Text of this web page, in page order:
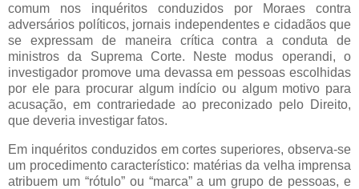
comum nos inquéritos conduzidos por Moraes contra
adversários políticos, jornais independentes e cidadãos que
se expressam de maneira crítica contra a conduta de
ministros da Suprema Corte. Neste modus operandi, o
investigador promove uma devassa em pessoas escolhidas
por ele para procurar algum indício ou algum motivo para
acusação, em contrariedade ao preconizado pelo Direito,
que deveria investigar fatos.
Em inquéritos conduzidos em cortes superiores, observa-se
um procedimento característico: matérias da velha imprensa
atribuem um “rótulo” ou “marca” a um grupo de pessoas, e